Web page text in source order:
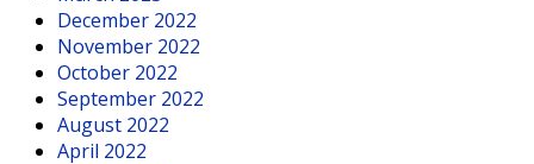
December 2022
November 2022
October 2022
September 2022
August 2022
April 2022